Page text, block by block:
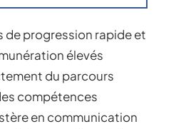
de progression rapide et
élevés
du parcours
compétences
en communication